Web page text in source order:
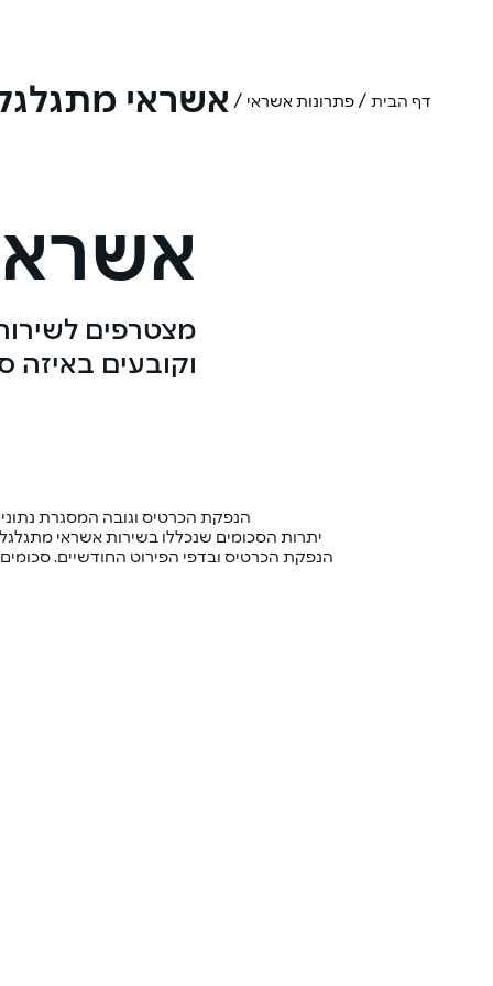
הנפקת הכרטיס וגובה המסגרת
יתרות הסכומים שנכללו בשירות אשראי
הנפקת הכרטיס ובדפי הפירוט החודשיים.
מצטרפים
וקובעים באיזה
דף הבית /פתרונות אשראי / אשראי